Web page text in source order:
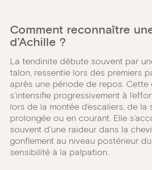
Comment reconnaître
d’Achille ?
La tendinite débute souvent par
talon, ressentie lors des premiers
après une période de repos. Cette
s’intensifie progressivement à
lors de la montée d’escaliers, de
prolongée ou en courant. Elle
souvent d’une raideur dans la
gonflement au niveau postérieur
sensibilité à la palpation.